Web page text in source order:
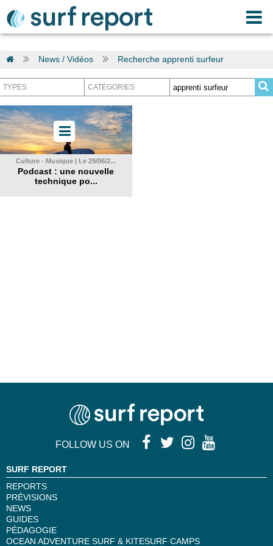
News / Vidéos Recherche apprenti surfeur
Culture - Musique | Le 29/06/2...
Podcast : une nouvelle
technique po...
FOLLOW US ON
SURF REPORT
REPORTS
PRÉVISIONS
NEWS
GUIDES
PÉDAGOGIE
OCEAN ADVENTURE SURF & KITESURF CAMPS